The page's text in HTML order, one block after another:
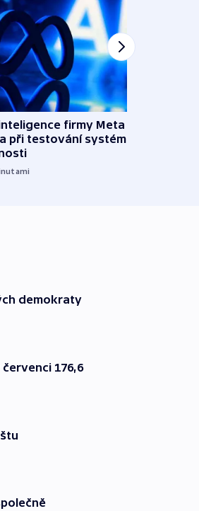
firmy Meta
při testování systém jiné
demokraty
176,6